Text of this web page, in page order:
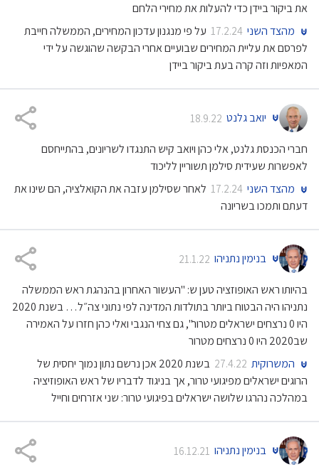
את ביקור ביידן כדי להעלות את מחירי הלחם
מהצד השני 17.2.24 על פי מנגנון עדכון המחירים, הממשלה חייבת
לפרסם את עליית המחירים שבועיים אחרי הבקשה שהוגשה על ידי
המאפיות וזה קרה בעת ביקור ביידן
יואב גלנט 18.9.22
חברי הכנסת גלנט, אלי כהן ויואב קיש התנגדו לשריונים, בהתייחסם
לאפשרות שעידית סילמן תשוריין לליכוד
מהצד השני 17.2.24 לאחר שסילמן עזבה את הקואלציה, הם שינו את
דעתם ותמכו בשריונה
בנימין נתניהו 21.1.22
בהיותו ראש האופוזציה טען ש: "העשור האחרון בהנהגת ראש הממשלה
נתניהו היה הבטוח ביותר בתולדות המדינה לפי נתוני צה״ל… בשנת 2020
היו 0 נרצחים ישראלים מטרור", גם צחי הנגבי ואלי כהן חזרו על האמירה
שב2020 היו 0 נרצחים מטרור
המשרוקית 27.4.22
בשנת 2020 אכן נרשם נתון נמוך יחסית של
הרוגים ישראלים מפיגועי טרור, אך בניגוד לדבריו של ראש האופוזיציה
במהלכה נהרגו שלושה ישראלים בפיגועי טרור: שני אזרחים וחייל
בנימין נתניהו 16.12.21